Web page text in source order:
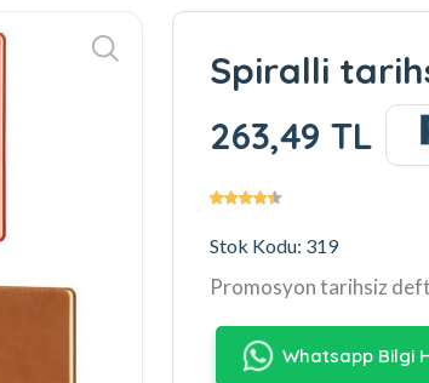
Spiralli
263,49 TL
Stok Kodu: 319
Promosyon tarihsiz
Whatsapp Bilgi